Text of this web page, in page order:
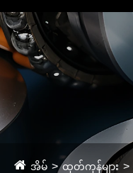
အိမ် ထုတ်ကုန်များ